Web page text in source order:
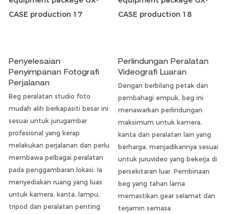
Penyelesaian
Penyimpanan Fotografi
Perjalanan
Beg peralatan studio foto
mudah alih berkapasiti besar ini
sesuai untuk jurugambar
profesional yang kerap
melakukan perjalanan dan perlu
membawa pelbagai peralatan
pada penggambaran lokasi. Ia
menyediakan ruang yang luas
untuk kamera, kanta, lampu,
tripod dan peralatan penting
Perlindungan Peralatan
Videografi Luaran
Dengan berbilang petak dan
pembahagi empuk, beg ini
menawarkan perlindungan
maksimum untuk kamera,
kanta dan peralatan lain yang
berharga, menjadikannya sesuai
untuk juruvideo yang bekerja di
persekitaran luar. Pembinaan
beg yang tahan lama
memastikan gear selamat dan
terjamin semasa